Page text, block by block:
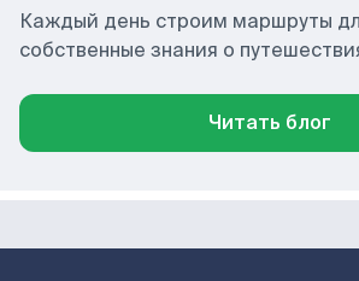
Каждый день строим маршруты
собственные знания о
Читать блог